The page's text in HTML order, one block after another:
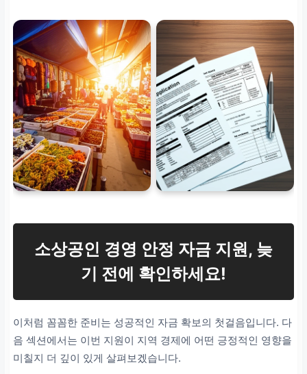
소상공인 경영 안정 자금 지원, 늦
기 전에 확인하세요!
이처럼 꼼꼼한 준비는 성공적인 자금 확보의 첫걸음입니다. 다
음 섹션에서는 이번 지원이 지역 경제에 어떤 긍정적인 영향을
미칠지 더 깊이 있게 살펴보겠습니다.